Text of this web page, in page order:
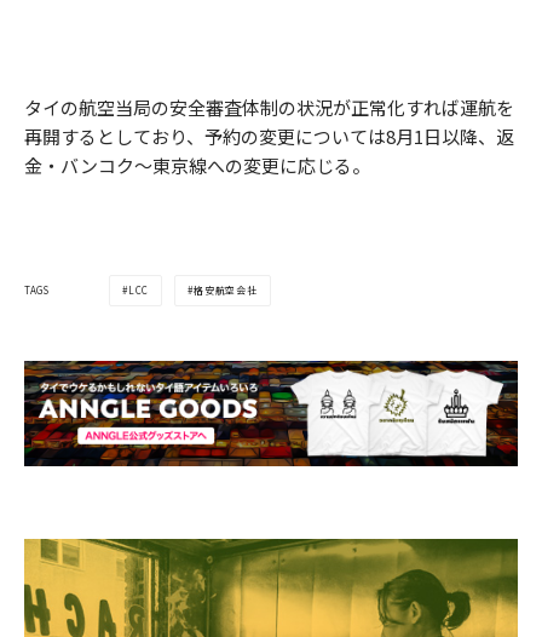
タイの航空当局の安全審査体制の状況が正常化すれば運航を
再開するとしており、予約の変更については8月1日以降、返
金・バンコク〜東京線への変更に応じる。
TAGS LCC 格安航空会社